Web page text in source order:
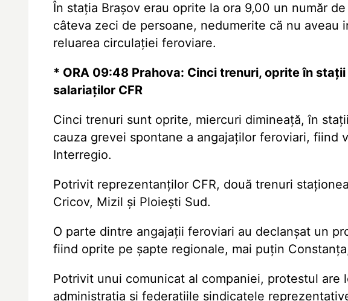
În stația Brașov erau oprite la ora 9,00 un număr
câteva zeci de persoane, nedumerite că nu aveau
reluarea circulației feroviare.
* ORA 09:48 Prahova: Cinci trenuri, oprite în
salariaților CFR
Cinci trenuri sunt oprite, miercuri dimineață, în
cauza grevei spontane a angajaților feroviari, fiind
Interregio.
Potrivit reprezentanților CFR, două trenuri
Cricov, Mizil și Ploiești Sud.
O parte dintre angajații feroviari au declanșat un
fiind oprite pe șapte regionale, mai puțin
Potrivit unui comunicat al companiei, protestul are
administrația și federațiile sindicatele